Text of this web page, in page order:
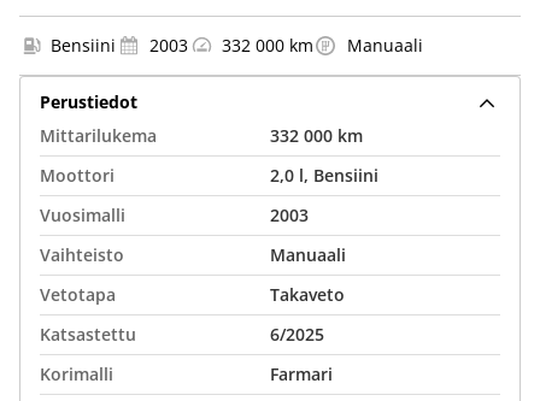
Bensiini 2003 332 000 km Manuaali
Perustiedot
Mittarilukema
332 000 km
Moottori
2,0 l, Bensiini
Vuosimalli
2003
Vaihteisto
Manuaali
Vetotapa
Takaveto
Katsastettu
6/2025
Korimalli
Farmari